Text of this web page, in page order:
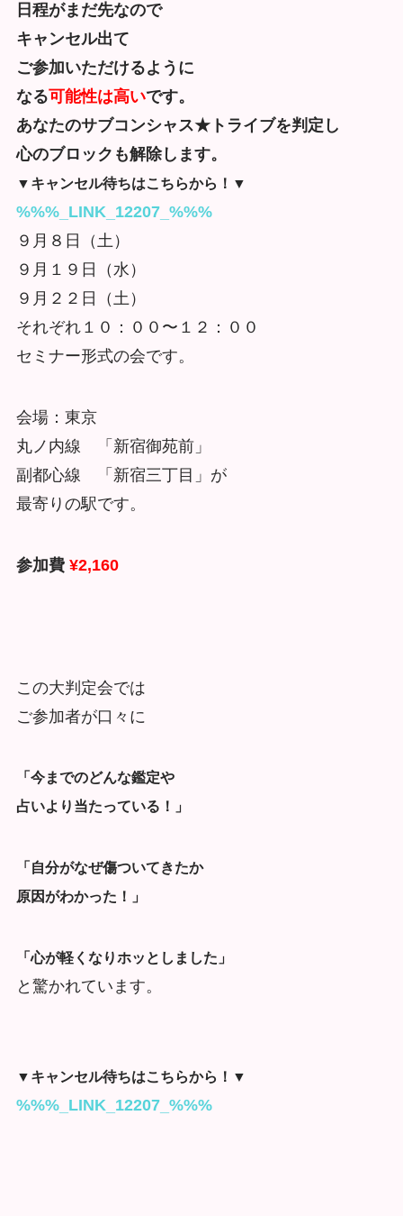
日程がまだ先なので
キャンセル出て
ご参加いただけるように
なる可能性は高いです。
あなたのサブコンシャス★トライブを判定し
心のブロックも解除します。
▼キャンセル待ちはこちらから！▼
%%%_LINK_12207_%%%
９月８日（土）
９月１９日（水）
９月２２日（土）
それぞれ１０：００〜１２：００
セミナー形式の会です。
会場：東京
丸ノ内線 「新宿御苑前」
副都心線 「新宿三丁目」が
最寄りの駅です。
参加費 ¥2,160
この大判定会では
ご参加者が口々に
「今までのどんな鑑定や
占いより当たっている！」
「自分がなぜ傷ついてきたか
原因がわかった！」
「心が軽くなりホッとしました」
と驚かれています。
▼キャンセル待ちはこちらから！▼
%%%_LINK_12207_%%%